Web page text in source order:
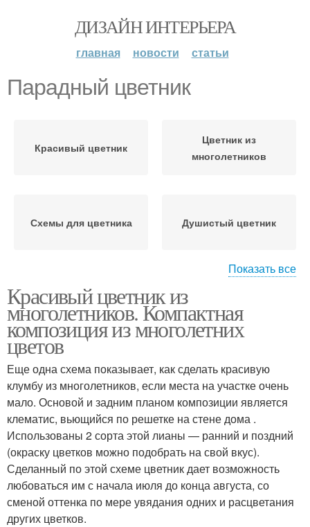
ДИЗАЙН ИНТЕРЬЕРА
главная новости статьи
Парадный цветник
Красивый цветник
Цветник из
многолетников
Схемы для цветника Душистый цветник
Цветник для солнечного
места
Осенний цветник
Показать все
Красивый цветник из
многолетников. Компактная
композиция из многолетних
цветов
Еще одна схема показывает, как сделать красивую
клумбу из многолетников, если места на участке очень
мало. Основой и задним планом композиции является
клематис, вьющийся по решетке на стене дома .
Использованы 2 сорта этой лианы — ранний и поздний
(окраску цветков можно подобрать на свой вкус).
Сделанный по этой схеме цветник дает возможность
любоваться им с начала июля до конца августа, со
сменой оттенка по мере увядания одних и расцветания
других цветков.